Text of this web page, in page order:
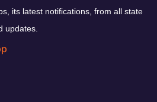
its latest notifications, from all state
updates.